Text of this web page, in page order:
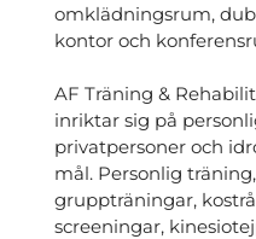
omklädningsrum,
kontor och
AF Träning &
inriktar sig på
privatpersoner och
mål. Personlig
gruppträningar,
screeningar,